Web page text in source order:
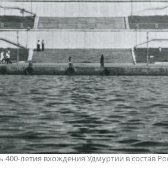
летия вхождения Удмуртии в состав